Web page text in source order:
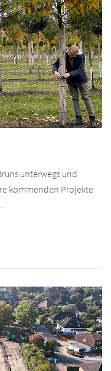
unterwegs und
kommenden Projekte